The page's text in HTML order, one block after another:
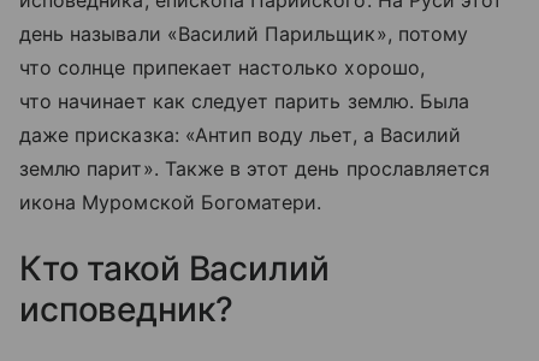
день называли «Василий Парильщик», потому
что солнце припекает настолько хорошо,
что начинает как следует парить землю. Была
даже присказка: «Антип воду льет, а Василий
землю парит». Также в этот день прославляется
икона Муромской Богоматери.
Кто такой Василий
исповедник?